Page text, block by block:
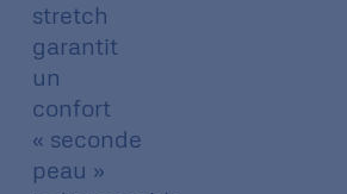
stretch
garantit
un
confort
« seconde
peau »